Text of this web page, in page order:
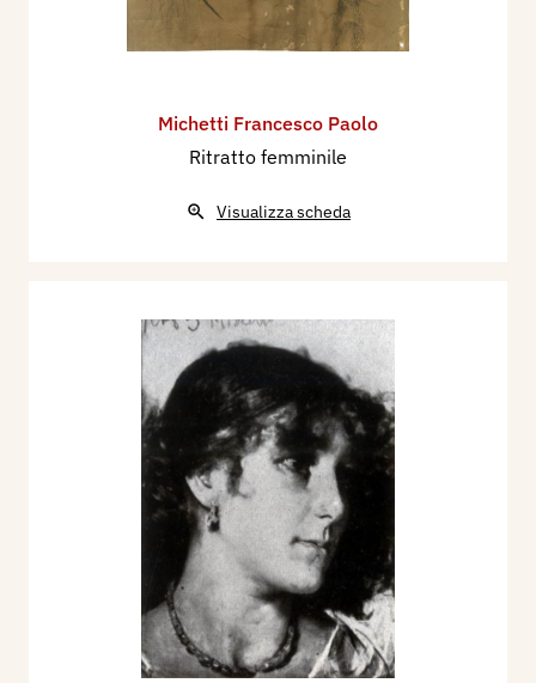
Michetti Francesco Paolo
Ritratto femminile
Visualizza scheda